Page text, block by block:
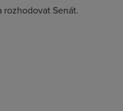
Senát.